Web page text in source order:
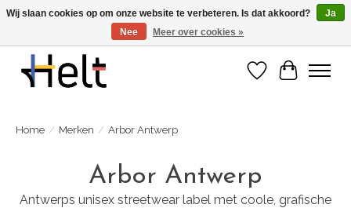
Ontdek de nieuwe collecties in store & online
Verlanglijst
Home / Merken / Arbor Antwerp
Arbor Antwerp
Antwerps unisex streetwear label met coole, grafische
Wij slaan cookies op om onze website te verbeteren. Is dat akkoord?
Ja
Nee
Meer over cookies »